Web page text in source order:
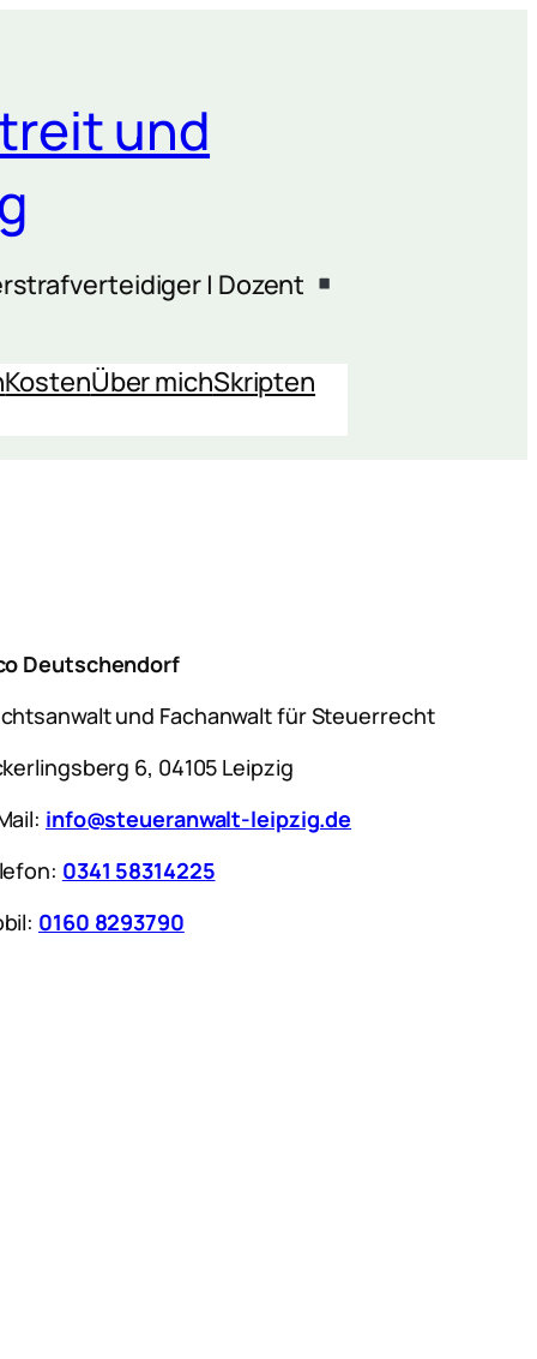
und
| Dozent
KostenÜber michSkripten
Deutschendorf
und Fachanwalt für Steuerrecht
6, 04105 Leipzig
info@steueranwalt-leipzig.de
0341 58314225
0160 8293790